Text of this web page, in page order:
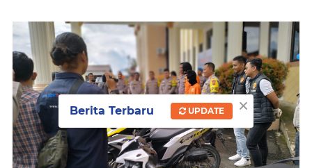
×
Berita Terbaru UPDATE